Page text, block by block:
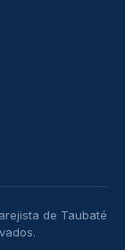
de Taubaté